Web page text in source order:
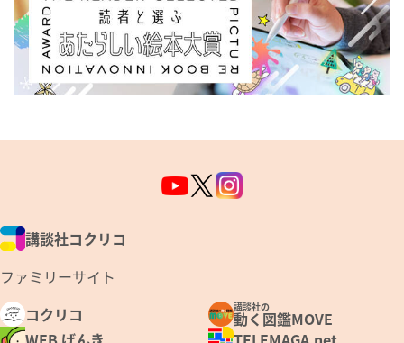
講談社コクリコ
ファミリーサイト
コクリコ
講談社の
動く図鑑MOVE